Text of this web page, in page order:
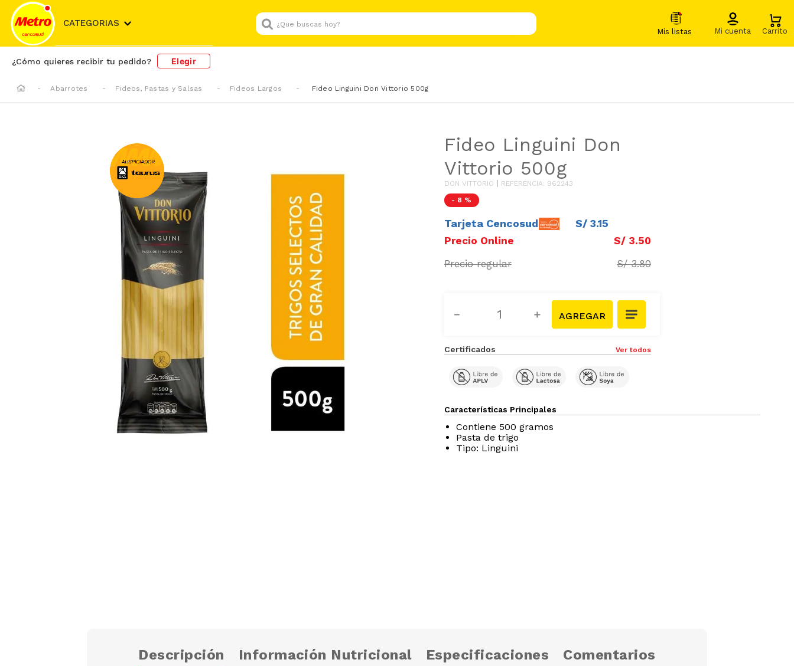
CATEGORIAS
¿Que buscas hoy?
¿Cómo quieres recibir tu pedido? Elegir
Abarrotes Fideos, Pastas y Salsas Fideos Largos Fideo Linguini Don Vittorio 500g
Fideo Linguini Don
Vittorio 500g
DON VITTORIO REFERENCIA: 962243
- 8 %
Tarjeta Cencosud S/ 3.15
S/ 3.50
S/ 3.80
＋
－
Certificados Ver todos
Características Principales
Contiene 500 gramos
Pasta de trigo
Tipo: Linguini
Descripción Información Nutricional Especificaciones Comentarios